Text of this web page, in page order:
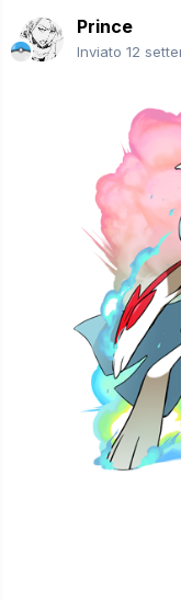
Prince
Inviato 12